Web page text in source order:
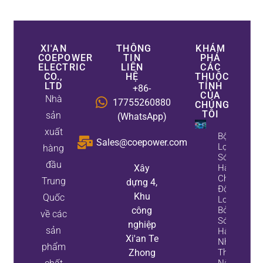
XI'AN
COEPOWER
ELECTRIC
CO.,
LTD
Nhà
sản
xuất
hàng
đầu
Trung
Quốc
về các
sản
phẩm
THÔNG
TIN
LIÊN
HỆ
+86-
17755260880
(WhatsApp)
Sales@coepower.com
Xây
dựng 4,
Khu
công
nghiệp
Xi'an Te
Zhong
KHÁM
PHÁ
CÁC
THUỘC
TÍNH
CỦA
CHÚNG
TÔI
Bộ
Lọc
Sóng
Hài
Chủ
Động
Loại
Bỏ
Sóng
Hài
Như
Thế